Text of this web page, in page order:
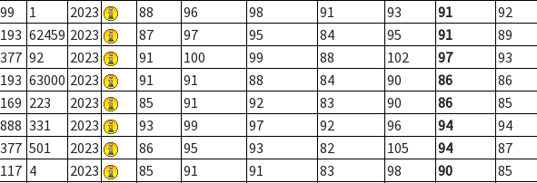
99 1 2023 88 96 98 91 93 91
92
193 62459 2023 87 97 95 84 95 91
89
377 92 2023 91 100 99 88 102 97
93
193 63000 2023 91 91 88 84 90 86
86
169 223 2023 85 91 92 83 90 86
85
888 331 2023 93 99 97 92 96 94
94
377 501 2023 86 95 93 82 105 94
87
117 4 2023 85 91 91 83 98 90
85